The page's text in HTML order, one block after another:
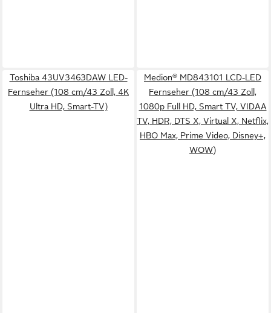
Toshiba 43UV3463DAW LED-
Fernseher (108 cm/43 Zoll, 4K
Ultra HD, Smart-TV)
Medion® MD843101 LCD-LED
Fernseher (108 cm/43 Zoll,
1080p Full HD, Smart TV, VIDAA
TV, HDR, DTS X, Virtual X, Netflix,
HBO Max, Prime Video, Disney+,
WOW)